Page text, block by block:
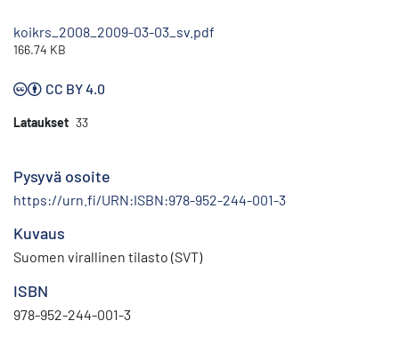
koikrs_2008_2009-03-03_sv.pdf
166.74 KB
CC BY 4.0
Lataukset 33
Pysyvä osoite
https://urn.fi/URN:ISBN:978-952-244-001-3
Kuvaus
Suomen virallinen tilasto (SVT)
ISBN
978-952-244-001-3